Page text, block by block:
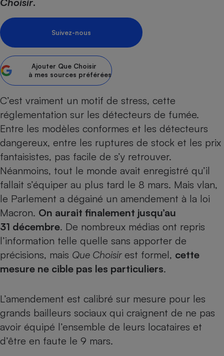
Suivez-nous
Ajouter Que Choisir
à mes sources préférées
C’est vraiment un motif de stress, cette
réglementation sur les détecteurs de fumée.
Entre les modèles conformes et les détecteurs
dangereux, entre les ruptures de stock et les prix
fantaisistes, pas facile de s’y retrouver.
Néanmoins, tout le monde avait enregistré qu’il
fallait s’équiper au plus tard le 8 mars. Mais vlan,
le Parlement a dégainé un amendement à la loi
Macron. On aurait finalement jusqu’au
31 décembre. De nombreux médias ont repris
l’information telle quelle sans apporter de
précisions, mais Que Choisir est formel, cette
mesure ne cible pas les particuliers.
L’amendement est calibré sur mesure pour les
grands bailleurs sociaux qui craignent de ne pas
avoir équipé l’ensemble de leurs locataires et
d’être en faute le 9 mars.
Supermarché - Drive
Complément
alimentaire
bouteille
Banque - Crédit
Epargne - Fiscalité
Mutuelle
Assurance emprunteur
Contrôle technique -
Pièce détachée
Comparateur auto
Comparatif climatiseur
Comparatif aspirateur
Comparatif aspirateur
Comparatif cafetière
Comparatif robot cuiseur
Comparatif centrale
Gros électroménager
Petit électroménager -
Électricité - Gaz
Comparatif ordinateur
Comparatif ultrabook
Comparatif tablette
Image et son
Informatique
Internet
Téléphonie
Crédit immobilier
Aménagement
Bricolage - Jardinage
Chauffage
Produit d'entretien
Sécurité domestique
Hygiène - Beauté
Maladie - Médecine -
Système de santé -
Mutuelle
Maison de retraite
Retraite
Choisir son fioul
Choisir son pellet
Comparateur assurance emprunteur
Energie Moins Chère Ensemble
Tous les comparateurs
Toutes les cartes interactives
Speedtest - Testez le débit de votre
connexion Internet